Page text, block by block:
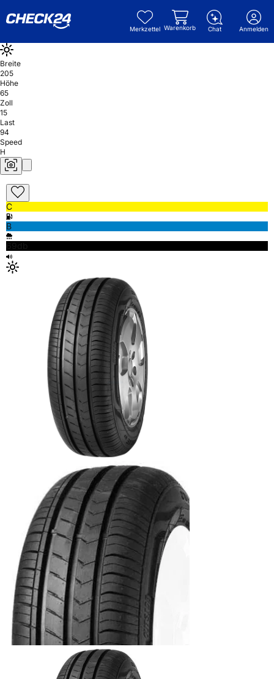
Merkzettel Warenkorb Chat Anmelden
Breite
205
Höhe
65
Zoll
15
Last
94
Speed
H
C
B
69db